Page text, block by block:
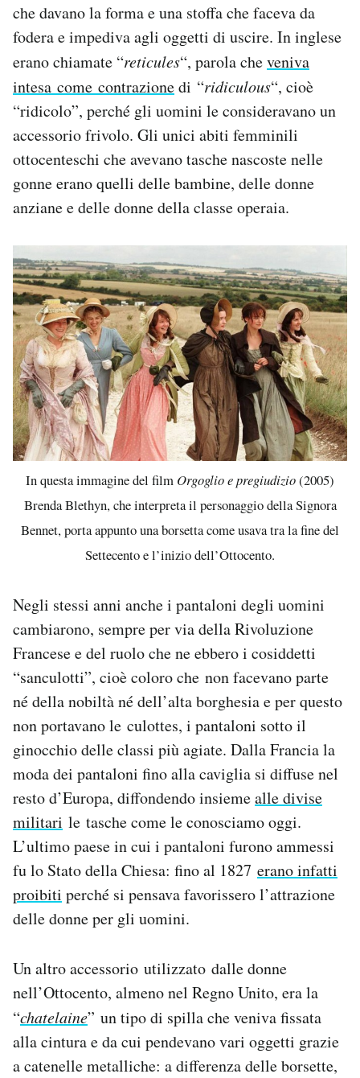
che davano la forma e una stoffa che faceva da
fodera e impediva agli oggetti di uscire. In inglese
erano chiamate “reticules“, parola cheveniva
intesa come contrazionedi “ridiculous“, cioè
“ridicolo”, perché gli uomini le consideravano un
accessorio frivolo. Gli unici abiti femminili
ottocenteschi che avevano tasche nascoste nelle
gonne erano quelli delle bambine, delle donne
anziane e delle donne della classe operaia.
In questa immagine del film Orgoglio e pregiudizio(2005)
Brenda Blethyn, che interpreta il personaggio della Signora
Bennet, porta appunto una borsetta come usava tra la fine del
Settecento e l’inizio dell’Ottocento.
Negli stessi anni anche i pantaloni degli uomini
cambiarono, sempre per via della Rivoluzione
Francese e del ruolo che ne ebbero i cosiddetti
“sanculotti”, cioè coloro che non facevano parte
né della nobiltà né dell’alta borghesia e per questo
non portavano le culottes, i pantaloni sotto il
ginocchio delle classi più agiate. Dalla Francia la
moda dei pantaloni fino alla caviglia si diffuse nel
resto d’Europa, diffondendo insiemealle divise
militari le tasche come le conosciamo oggi.
L’ultimo paese in cui i pantaloni furono ammessi
fu lo Stato della Chiesa: fino al 1827 erano infatti
proibiti perché si pensava favorissero l’attrazione
delle donne per gli uomini.
Un altro accessorio utilizzato dalle donne
nell’Ottocento, almeno nel Regno Unito, era la
“chatelaine” un tipo di spilla che veniva fissata
alla cintura e da cui pendevano vari oggetti grazie
a catenelle metalliche: a differenza delle borsette,